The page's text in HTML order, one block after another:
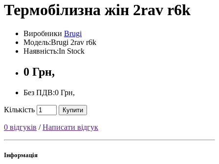
Термобілизна жін 2rav r6k
Виробники Brugi
Модель:Brugi 2rav r6k
Наявність:In Stock
0 Грн,
Без ПДВ:0 Грн,
Кількість Купити
0 відгуків /Написати відгук
Інформація